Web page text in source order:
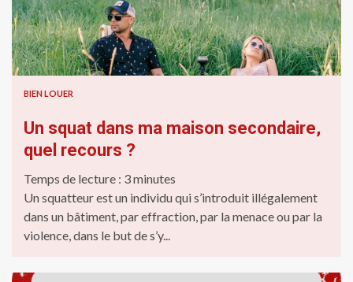
BIEN LOUER
Un squat dans ma maison secondaire,
quel recours ?
Temps de lecture : 3minutes
Un squatteur est un individu qui s’introduit illégalement
dans un bâtiment, par effraction, par la menace ou par la
violence, dans le but de s’y...